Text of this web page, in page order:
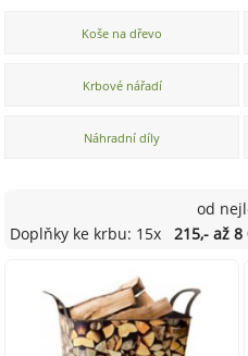
Koše na dřevo
Krbové nářadí
Náhradní díly
od
Doplňky ke krbu: 15x
215,- až